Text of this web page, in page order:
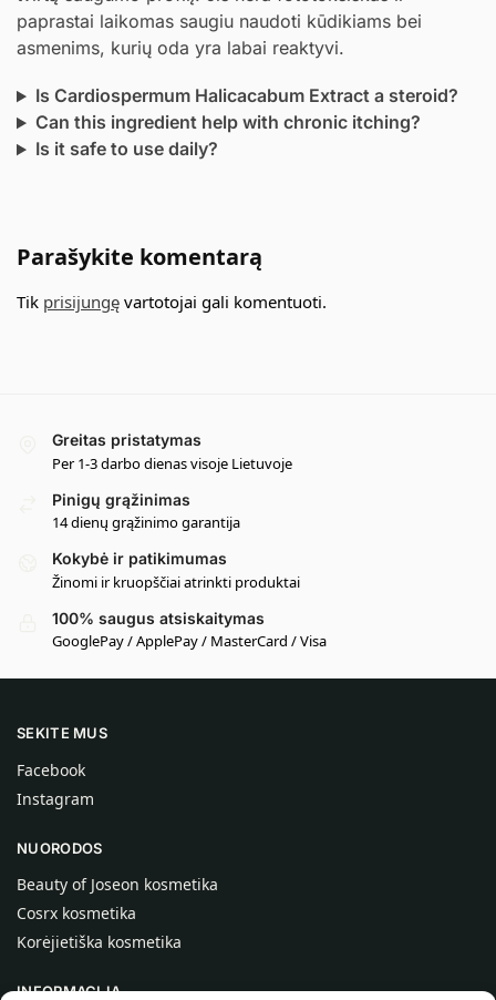
paprastai laikomas saugiu naudoti kūdikiams bei
asmenims, kurių oda yra labai reaktyvi.
Is Cardiospermum Halicacabum Extract a steroid?
Can this ingredient help with chronic itching?
Is it safe to use daily?
Parašykite komentarą
Tik prisijungę vartotojai gali komentuoti.
Greitas pristatymas
Per 1-3 darbo dienas visoje Lietuvoje
Pinigų grąžinimas
14 dienų grąžinimo garantija
Kokybė ir patikimumas
Žinomi ir kruopščiai atrinkti produktai
100% saugus atsiskaitymas
GooglePay / ApplePay / MasterCard / Visa
SEKITE MUS
Facebook
Instagram
NUORODOS
Beauty of Joseon kosmetika
Cosrx kosmetika
Korėjietiška kosmetika
INFORMACIJA